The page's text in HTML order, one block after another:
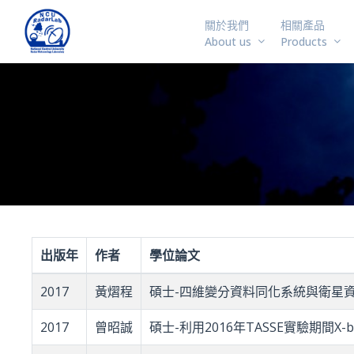
關於我們
About us
相關產品
Products
出版年 作者 學位論文
2017 黃熠程 碩士-四維變分資料同化系統與衛星
2017 曾昭誠 碩士-利用2016年TASSE實驗期間